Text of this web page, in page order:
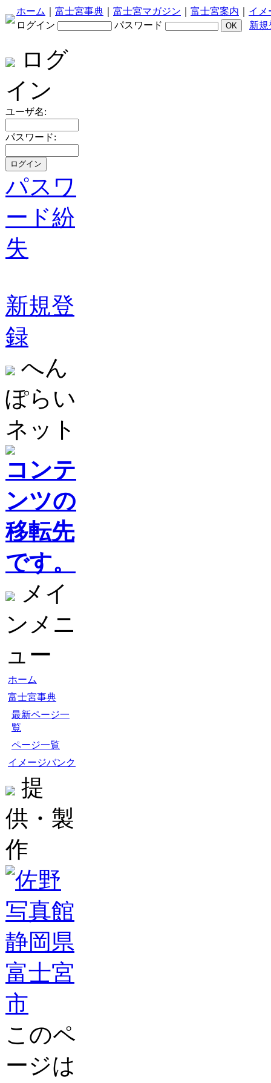
ホーム 富士宮事典 富士宮マガジン 富士宮案内
イメ
ログイン
パスワード 新規
ログ
イン
ユーザ名:
パスワード:
パスワ
ード紛
失
新規登
録
へん
ぽらい
ネット
コンテ
ンツの
移転先
です。
メイ
ンメニ
ュー
ホーム
富士宮事典
最新ページ一
覧
ページ一覧
イメージバンク
提
供・製
作
このペ
ージは